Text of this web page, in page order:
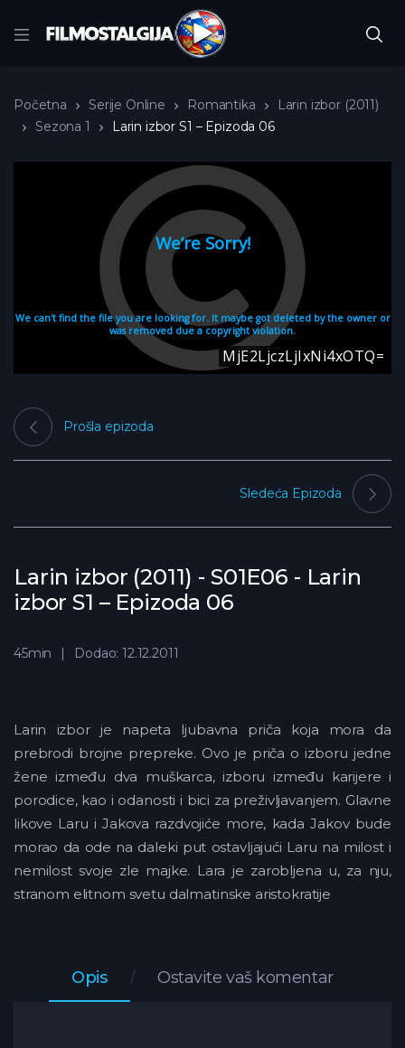
Početna Serije Online Romantika
Larin izbor (2011)
Sezona 1
Larin izbor S1 – Epizoda 06
Larin izbor (2011) - S01E06 - Larin
izbor S1 – Epizoda 06
Prošla epizoda
Sledeća Epizoda
45min Dodao: 12.12.2011
Larin izbor je napeta ljubavna priča koja mora da
prebrodi brojne prepreke. Ovo je priča o izboru jedne
žene između dva muškarca, izboru između karijere i
porodice, kao i odanosti i bici za preživljavanjem. Glavne
likove Laru i Jakova razdvojiće more, kada Jakov bude
morao da ode na daleki put ostavljajući Laru na milost i
nemilost svoje zle majke. Lara je zarobljena u, za nju,
stranom elitnom svetu dalmatinske aristokratije
Opis Ostavite vaš komentar